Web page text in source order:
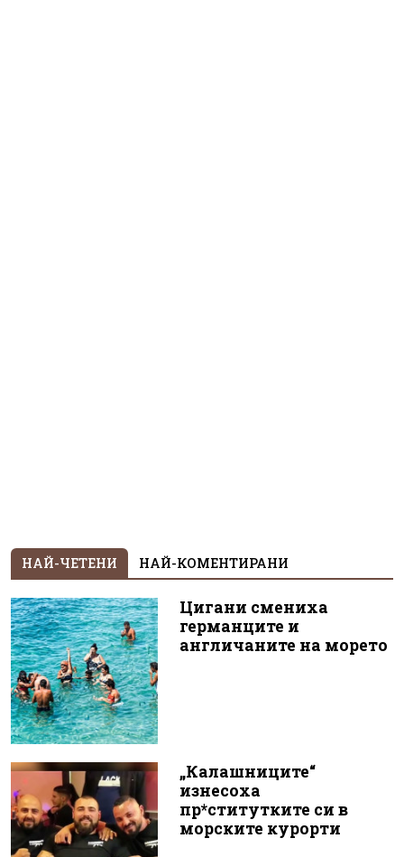
НАЙ-ЧЕТЕНИ НАЙ-КОМЕНТИРАНИ
Цигани смениха
германците и
англичаните на морето
„Калашниците“
изнесоха
пр*ститутките си в
морските курорти